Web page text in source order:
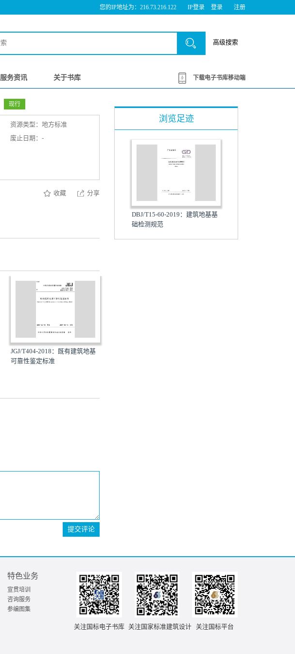
您的IP地址为：216.73.216.122 IP登录 登录 注册
高级搜索
服务资讯 关于书库 下载电子书库移动端
现行
资源类型：地方标准
废止日期：-
收藏 分享
JGJ/T404-2018：既有建筑地基
可靠性鉴定标准
提交评论
浏览足迹
DBJ/T15-60-2019：建筑地基基
础检测规范
特色业务
宣贯培训
咨询服务
参编图集
关注国标电子书库 关注国家标准建筑设计 关注国标平台